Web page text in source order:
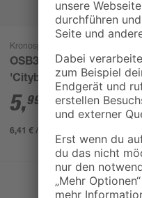
Kronospan
OSB3-Verlegeplatte
'Cityboard'
ungeschliffen 1690 x
634 x 12 mm
5,99
/ m²
6,41 € / Pack